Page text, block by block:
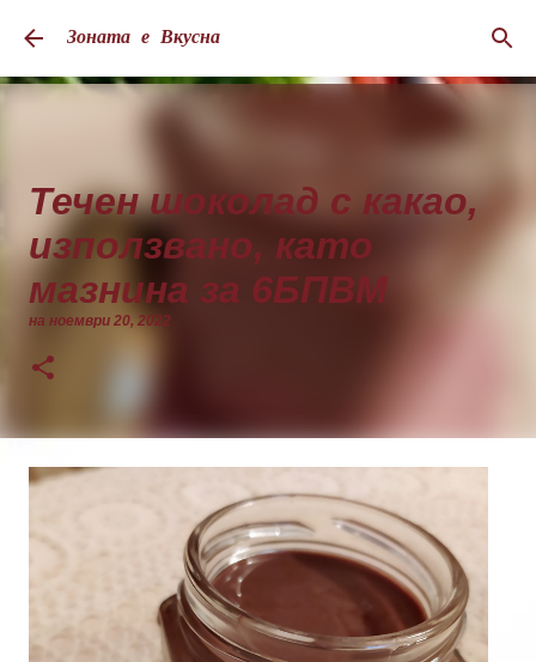
Пропускане към основното съдържание
Зоната е Вкусна
Течен шоколад с какао,
използвано, като
мазнина за 6БПВМ
на ноември 20, 2022